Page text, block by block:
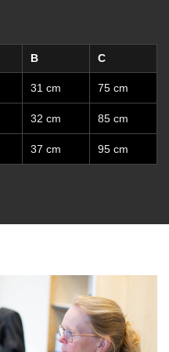
B C
31 cm 75 cm
32 cm 85 cm
37 cm 95 cm